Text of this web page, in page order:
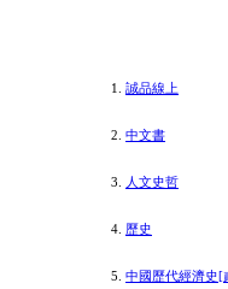
誠品線上
中文書
人文史哲
歷史
中國歷代經濟史[